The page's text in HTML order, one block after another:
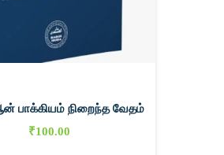
பாக்கியம் நிறைந்த வேதம்
₹100.00